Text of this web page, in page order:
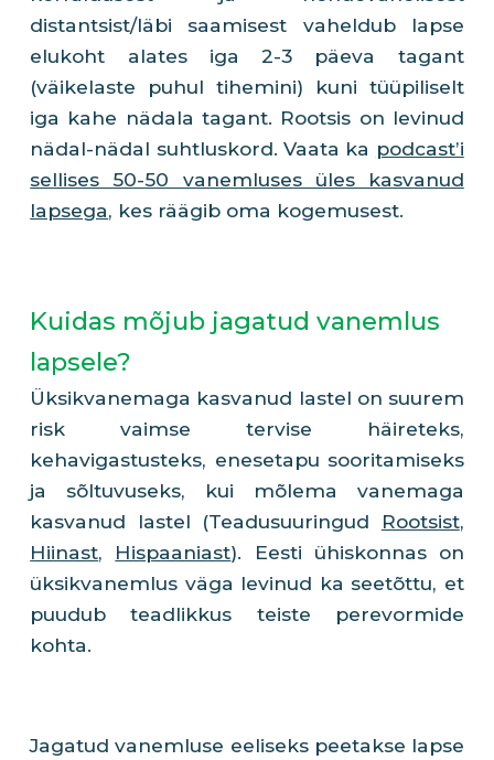
distantsist/läbi saamisest vaheldub lapse
elukoht alates iga 2-3 päeva tagant
(väikelaste puhul tihemini) kuni tüüpiliselt
iga kahe nädala tagant. Rootsis on levinud
nädal-nädal suhtluskord. Vaata ka podcast’i
sellises 50-50 vanemluses üles kasvanud
lapsega, kes räägib oma kogemusest.
Kuidas mõjub jagatud vanemlus
lapsele?
Üksikvanemaga kasvanud lastel on suurem
risk vaimse tervise häireteks,
kehavigastusteks, enesetapu sooritamiseks
ja sõltuvuseks, kui mõlema vanemaga
kasvanud lastel (Teadusuuringud
Rootsist,
Hiinast, Hispaaniast). Eesti ühiskonnas on
üksikvanemlus väga levinud ka seetõttu, et
puudub teadlikkus teiste perevormide
kohta.
Jagatud vanemluse eeliseks peetakse lapse